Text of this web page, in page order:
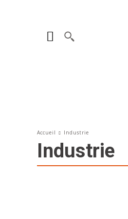
Accueil Industrie
Industrie